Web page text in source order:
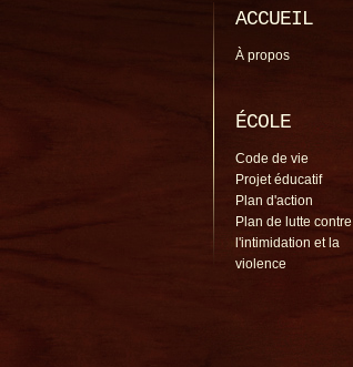
ACCUEIL
À propos
ÉCOLE
Code de vie
Projet éducatif
Plan d'action
Plan de lutte contre
l'intimidation et la
violence